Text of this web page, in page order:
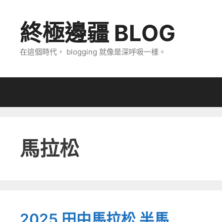
終極邊疆 BLOG
在這個時代， blogging 就像是深呼吸一樣。
馬拉松